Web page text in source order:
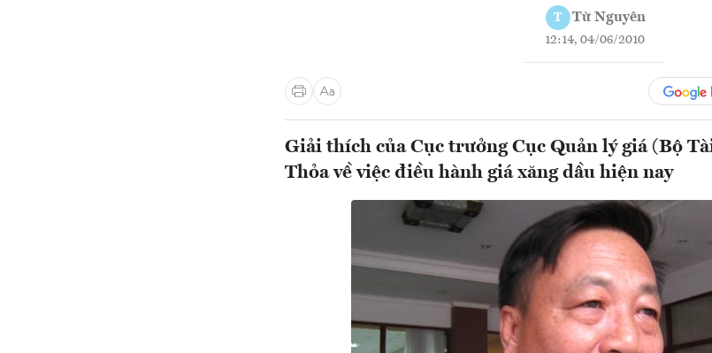
T Từ Nguyên
12:14, 04/06/2010
Giải thích của Cục trưởng Cục Quản lý giá (Bộ
Thỏa về việc điều hành giá xăng dầu hiện nay